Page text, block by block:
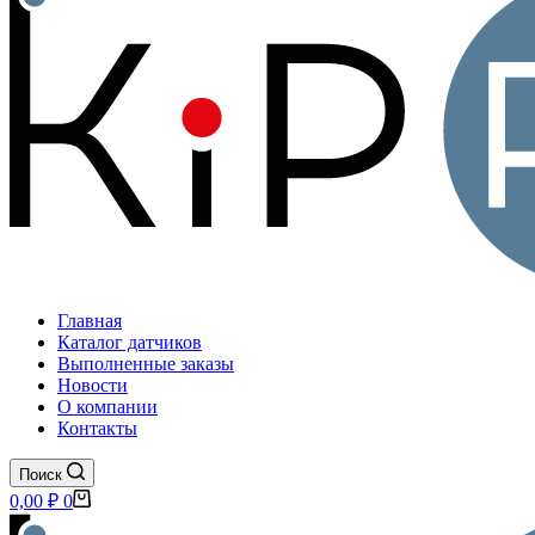
Главная
Каталог датчиков
Выполненные заказы
Новости
О компании
Контакты
Поиск
Корзина
0,00 ₽ 0